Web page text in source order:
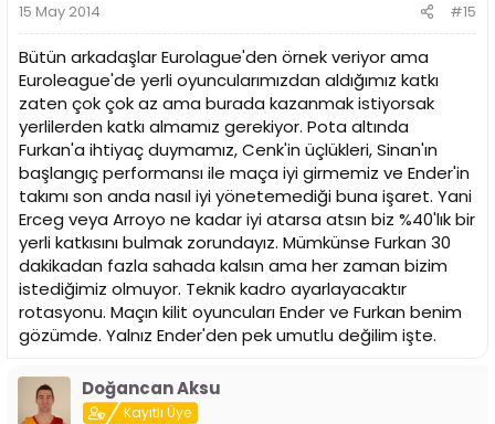
15 May 2014 #15
Bütün arkadaşlar Eurolague'den örnek veriyor ama
Euroleague'de yerli oyuncularımızdan aldığımız katkı
zaten çok çok az ama burada kazanmak istiyorsak
yerlilerden katkı almamız gerekiyor. Pota altında
Furkan'a ihtiyaç duymamız, Cenk'in üçlükleri, Sinan'ın
başlangıç performansı ile maça iyi girmemiz ve Ender'in
takımı son anda nasıl iyi yönetemediği buna işaret. Yani
Erceg veya Arroyo ne kadar iyi atarsa atsın biz %40'lık bir
yerli katkısını bulmak zorundayız. Mümkünse Furkan 30
dakikadan fazla sahada kalsın ama her zaman bizim
istediğimiz olmuyor. Teknik kadro ayarlayacaktır
rotasyonu. Maçın kilit oyuncuları Ender ve Furkan benim
gözümde. Yalnız Ender'den pek umutlu değilim işte.
Doğancan Aksu
Kayıtlı Üye